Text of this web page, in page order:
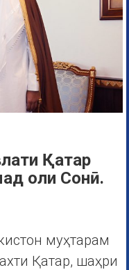
Қатар
оли Сонӣ.
муҳтарам
Қатар, шаҳри